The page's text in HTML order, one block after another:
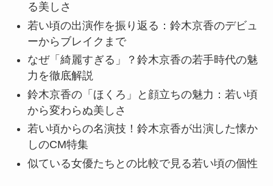
る美しさ
若い頃の出演作を振り返る：鈴木京香のデビュ
ーからブレイクまで
なぜ「綺麗すぎる」？鈴木京香の若手時代の魅
力を徹底解説
鈴木京香の「ほくろ」と顔立ちの魅力：若い頃
から変わらぬ美しさ
若い頃からの名演技！鈴木京香が出演した懐か
しのCM特集
似ている女優たちとの比較で見る若い頃の個性